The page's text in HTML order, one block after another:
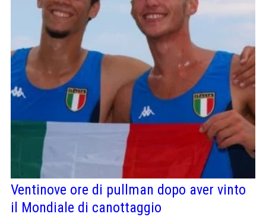
Ventinove ore di pullman dopo aver vinto
il Mondiale di canottaggio